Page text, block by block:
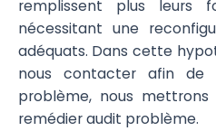
remplissent plus leurs
nécessitant une
adéquats. Dans cette
nous contacter afin de
problème, nous
remédier audit problème.